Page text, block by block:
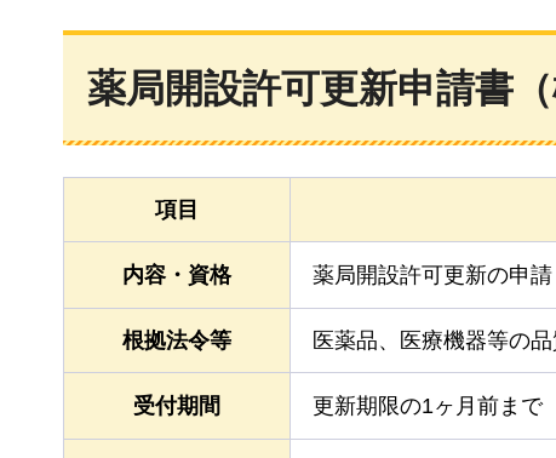
薬局開設許可更新申請書（
項目
内容・資格 薬局開設許可更新の申請
根拠法令等 医薬品、医療機器等の
受付期間 更新期限の1ヶ月前まで